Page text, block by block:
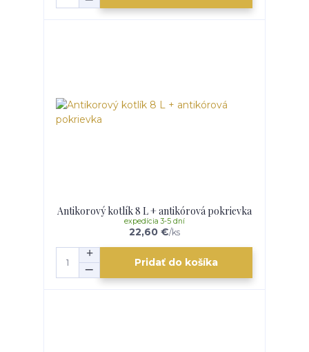
Antikorový kotlík 8 L + antikórová pokrievka
22,60 €/ks
expedícia 3-5 dní
Pridať do košíka